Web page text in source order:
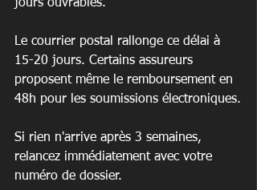
jours ouvrables.
Le courrier postal rallonge ce délai à
15-20 jours. Certains assureurs
proposent même le remboursement en
48h pour les soumissions électroniques.
Si rien n'arrive après 3 semaines,
relancez immédiatement avec votre
numéro de dossier.